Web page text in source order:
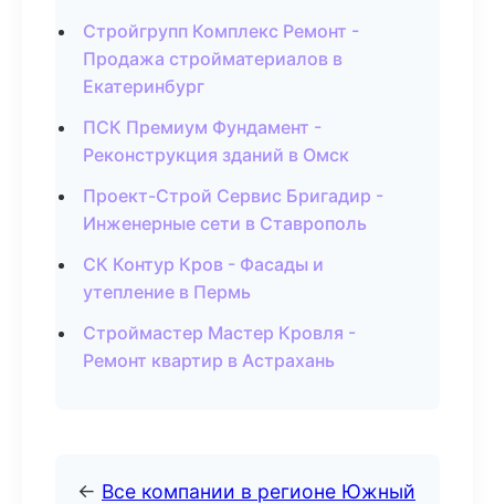
Стройгрупп Комплекс Ремонт -
Продажа стройматериалов в
Екатеринбург
ПСК Премиум Фундамент -
Реконструкция зданий в Омск
Проект-Строй Сервис Бригадир -
Инженерные сети в Ставрополь
СК Контур Кров - Фасады и
утепление в Пермь
Строймастер Мастер Кровля -
Ремонт квартир в Астрахань
← Все компании в регионе Южный